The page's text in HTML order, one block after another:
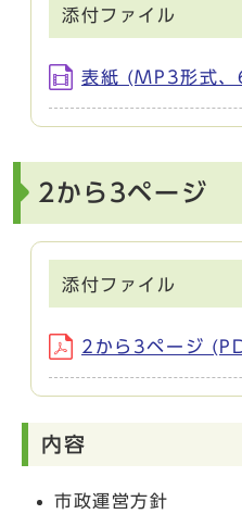
添付ファイル
表紙 (MP3形式
2から3ページ
添付ファイル
2から3ページ
内容
市政運営方針